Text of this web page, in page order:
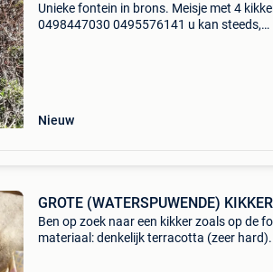
Unieke fontein in brons. Meisje met 4
0498447030 0495576141 u kan steeds,
Nieuw
GROTE (WATERSPUWENDE) KIKKER
Ben op zoek naar een kikker zoals op de
materiaal: denkelijk terracotta (zeer